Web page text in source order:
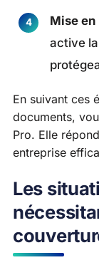
Mise
active
En suivant ces
documents,
Pro. Elle
entreprise
Les